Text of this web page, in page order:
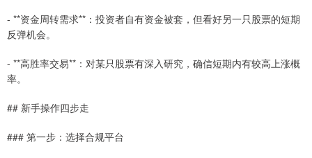
- **资金周转需求**：投资者自有资金被套，但看好另一只股票的短期
反弹机会。
- **高胜率交易**：对某只股票有深入研究，确信短期内有较高上涨概
率。
## 新手操作四步走
### 第一步：选择合规平台